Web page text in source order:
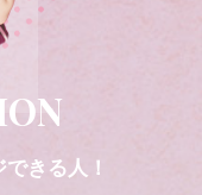
きる人！